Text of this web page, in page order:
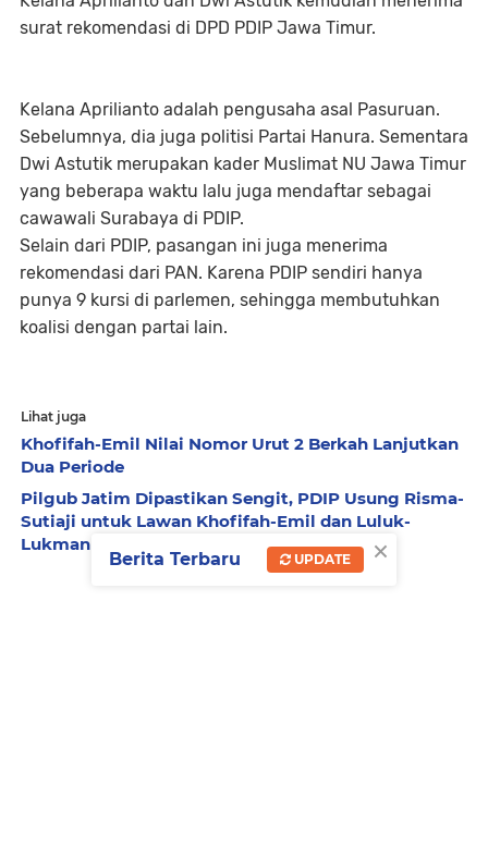
surat rekomendasi di DPD PDIP Jawa Timur.
Kelana Aprilianto adalah pengusaha asal Pasuruan.
Sebelumnya, dia juga politisi Partai Hanura. Sementara
Dwi Astutik merupakan kader Muslimat NU Jawa Timur
yang beberapa waktu lalu juga mendaftar sebagai
cawawali Surabaya di PDIP.
Selain dari PDIP, pasangan ini juga menerima
rekomendasi dari PAN. Karena PDIP sendiri hanya
punya 9 kursi di parlemen, sehingga membutuhkan
koalisi dengan partai lain.
Lihat juga
Khofifah-Emil Nilai Nomor Urut 2 Berkah Lanjutkan
Dua Periode
Pilgub Jatim Dipastikan Sengit, PDIP Usung Risma-
Sutiaji untuk Lawan Khofifah-Emil dan Luluk-
Lukmanul
×
Berita Terbaru UPDATE